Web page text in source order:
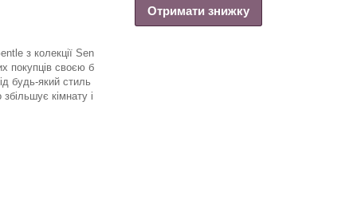
Отримати знижку
з колекції Sen
покупців своєю б
будь-який стиль
кімнату і